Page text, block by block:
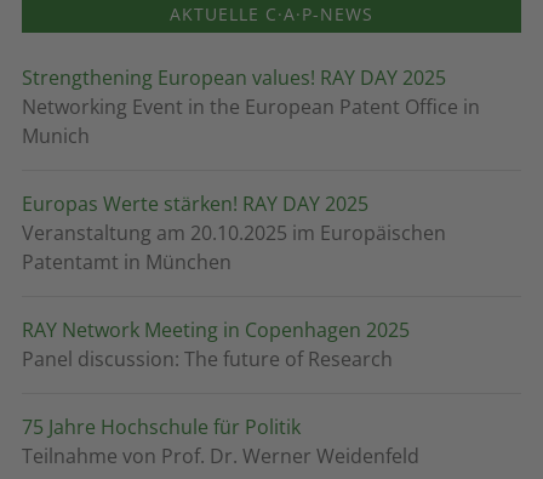
AKTUELLE C·A·P-NEWS
Strengthening European values! RAY DAY 2025
Networking Event in the European Patent Office in
Munich
Europas Werte stärken! RAY DAY 2025
Veranstaltung am 20.10.2025 im Europäischen
Patentamt in München
RAY Network Meeting in Copenhagen 2025
Panel discussion: The future of Research
75 Jahre Hochschule für Politik
Teilnahme von Prof. Dr. Werner Weidenfeld